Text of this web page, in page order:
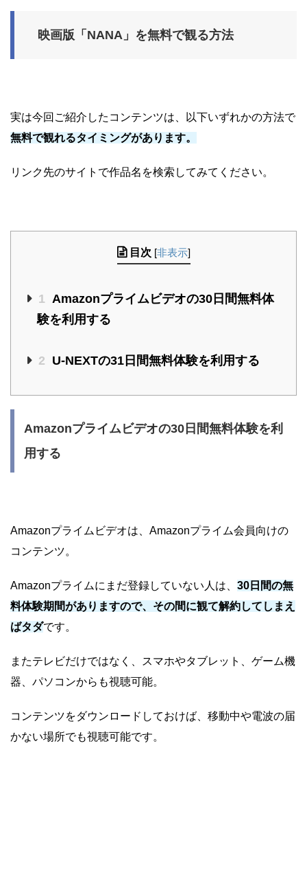
映画版「NANA」を無料で観る方法
実は今回ご紹介したコンテンツは、以下いずれかの方法で
無料で観れるタイミングがあります。
リンク先のサイトで作品名を検索してみてください。
目次 [非表示]
1 Amazonプライムビデオの30日間無料体
験を利用する
2 U-NEXTの31日間無料体験を利用する
Amazonプライムビデオの30日間無料体験を利
用する
Amazonプライムビデオは、Amazonプライム会員向けの
コンテンツ。
Amazonプライムにまだ登録していない人は、 30日間の無
料体験期間がありますので、その間に観て解約してしまえ
ばタダです。
またテレビだけではなく、スマホやタブレット、ゲーム機
器、パソコンからも視聴可能。
コンテンツをダウンロードしておけば、移動中や電波の届
かない場所でも視聴可能です。